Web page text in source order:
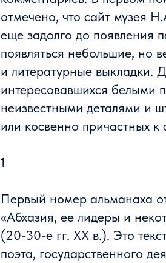
отмечено, что сайт музея
еще задолго до появления
появляться небольшие, но
и литературные выкладки.
интересовавшихся белыми
неизвестными деталями и
или косвенно причастных
1
Первый номер альманаха
«Абхазия, ее лидеры и
(20-30-е гг. ХХ в.). Это
поэта, государственного